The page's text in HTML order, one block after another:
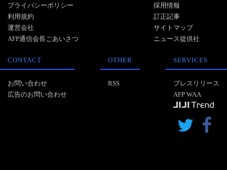
プライバシーポリシー
利用規約
運営会社
AFP通信会長ごあいさつ
採用情報
訂正記事
サイトマップ
ニュース提供社
CONTACT
お問い合わせ
広告のお問い合わせ
OTHER
RSS
SERVICES
プレスリリース
AFP WAA